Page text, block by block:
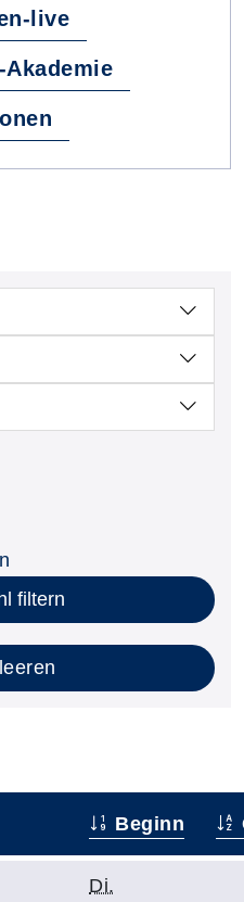
live
Akademie
filtern
Beginn
Di.